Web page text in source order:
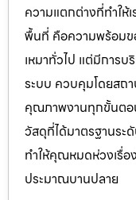
ความแตกต่างที่ทำให้
พื้นที่ คือความพร้อมข
เหมาทั่วไป แต่มีการบ
ระบบ ควบคุมโดยสถ
คุณภาพงานทุกขั้นตอ
วัสดุที่ได้มาตรฐานระ
ทำให้คุณหมดห่วงเรื่
ประมาณบานปลาย